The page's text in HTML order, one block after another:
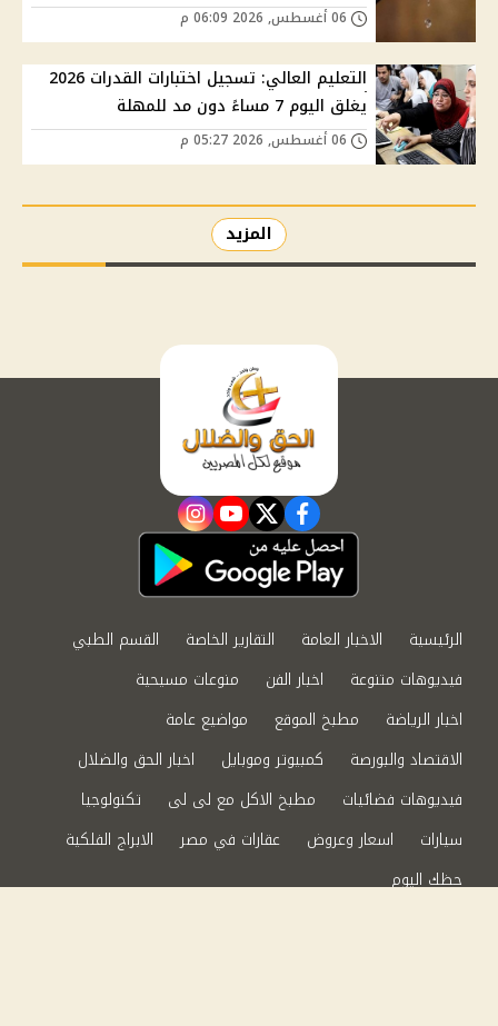
التعليم العالي: تسجيل اختبارات القدرات 2026
يغلق اليوم 7 مساءً دون مد للمهلة
المزيد
facebook
twitter
youtube
instagram
الرئيسية الاخبار العامة التقارير الخاصة
القسم الطبي
فيديوهات متنوعة
اخبار الفن
منوعات مسيحية
اخبار الرياضة
مطبخ الموقع
مواضيع عامة
الاقتصاد والبورصة
كمبيوتر وموبايل
اخبار الحق والضلال
فيديوهات فضائيات
مطبخ الاكل مع لى لى
تكنولوجيا
سيارات
اسعار وعروض عقارات في مصر
الابراج الفلكية
حظك اليوم